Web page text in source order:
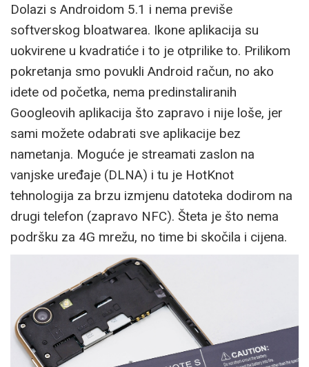
Dolazi s Androidom 5.1 i nema previše
softverskog bloatwarea. Ikone aplikacija su
uokvirene u kvadratiće i to je otprilike to. Prilikom
pokretanja smo povukli Android račun, no ako
idete od početka, nema predinstaliranih
Googleovih aplikacija što zapravo i nije loše, jer
sami možete odabrati sve aplikacije bez
nametanja. Moguće je streamati zaslon na
vanjske uređaje (DLNA) i tu je HotKnot
tehnologija za brzu izmjenu datoteka dodirom na
drugi telefon (zapravo NFC). Šteta je što nema
podršku za 4G mrežu, no time bi skočila i cijena.